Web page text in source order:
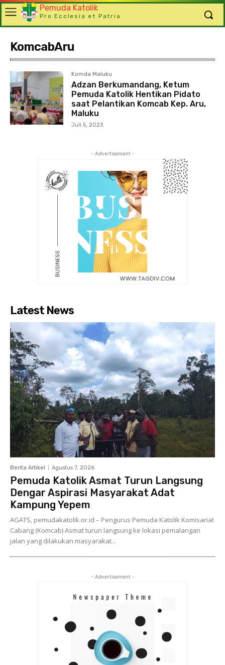
Pemuda Katolik
Pro Ecclesia et Patria
KomcabAru
Komda Maluku
Adzan Berkumandang, Ketum
Pemuda Katolik Hentikan Pidato
saat Pelantikan Komcab Kep. Aru,
Maluku
Juli 5, 2023
- Advertisement -
Latest News
Berita Artikel Agustus 7, 2026
Pemuda Katolik Asmat Turun Langsung
Dengar Aspirasi Masyarakat Adat
Kampung Yepem
AGATS, pemudakatolik.or.id – Pengurus Pemuda Katolik Komisariat
Cabang (Komcab) Asmat turun langsung ke lokasi pemalangan
jalan yang dilakukan masyarakat...
- Advertisement -